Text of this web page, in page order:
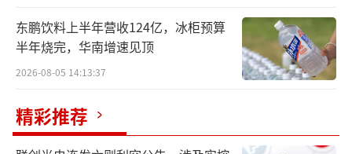
打“进口牌”
饮料行业最热的养生水赛道，走进来一位
资深玩家。
近日，北京商报记者发现，统一旗下熊津
品牌上新了两款养生水，“熊津天空大麦
东鹏饮料上半年营收124亿，冰柜预算
半年烧完，华南增速见顶
2026-08-05 14:13:37
精彩推荐